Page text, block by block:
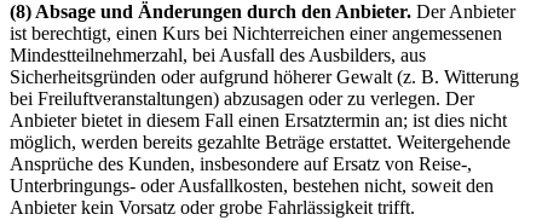
(8) Absage und Änderungen durch den Anbieter. Der Anbieter
ist berechtigt, einen Kurs bei Nichterreichen einer angemessenen
Mindestteilnehmerzahl, bei Ausfall des Ausbilders, aus
Sicherheitsgründen oder aufgrund höherer Gewalt (z. B. Witterung
bei Freiluftveranstaltungen) abzusagen oder zu verlegen. Der
Anbieter bietet in diesem Fall einen Ersatztermin an; ist dies nicht
möglich, werden bereits gezahlte Beträge erstattet. Weitergehende
Ansprüche des Kunden, insbesondere auf Ersatz von Reise-,
Unterbringungs- oder Ausfallkosten, bestehen nicht, soweit den
Anbieter kein Vorsatz oder grobe Fahrlässigkeit trifft.